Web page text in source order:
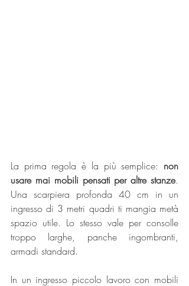
La prima regola è la più semplice: non
usare mai mobili pensati per altre stanze.
Una scarpiera profonda 40 cm in un
ingresso di 3 metri quadri ti mangia metà
spazio utile. Lo stesso vale per consolle
troppo larghe, panche ingombranti,
armadi standard.